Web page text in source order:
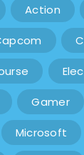
Action
Gamer
Microsoft